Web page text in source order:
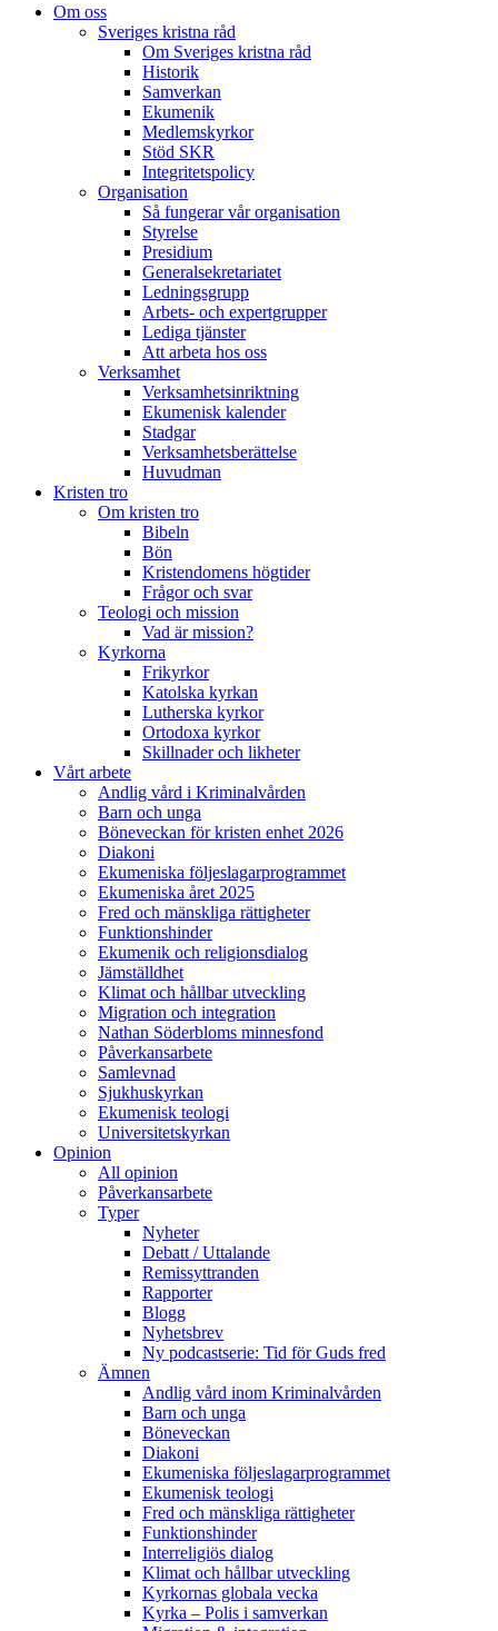
Om oss
Sveriges kristna råd
Om Sveriges kristna råd
Historik
Samverkan
Ekumenik
Medlemskyrkor
Stöd SKR
Integritetspolicy
Organisation
Så fungerar vår organisation
Styrelse
Presidium
Generalsekretariatet
Ledningsgrupp
Arbets- och expertgrupper
Lediga tjänster
Att arbeta hos oss
Verksamhet
Verksamhetsinriktning
Ekumenisk kalender
Stadgar
Verksamhetsberättelse
Huvudman
Kristen tro
Om kristen tro
Bibeln
Bön
Kristendomens högtider
Frågor och svar
Teologi och mission
Vad är mission?
Kyrkorna
Frikyrkor
Katolska kyrkan
Lutherska kyrkor
Ortodoxa kyrkor
Skillnader och likheter
Vårt arbete
Andlig vård i Kriminalvården
Barn och unga
Böneveckan för kristen enhet 2026
Diakoni
Ekumeniska följeslagarprogrammet
Ekumeniska året 2025
Fred och mänskliga rättigheter
Funktionshinder
Ekumenik och religionsdialog
Jämställdhet
Klimat och hållbar utveckling
Migration och integration
Nathan Söderbloms minnesfond
Påverkansarbete
Samlevnad
Sjukhuskyrkan
Ekumenisk teologi
Universitetskyrkan
Opinion
All opinion
Påverkansarbete
Typer
Nyheter
Debatt / Uttalande
Remissyttranden
Rapporter
Blogg
Nyhetsbrev
Ny podcastserie: Tid för Guds fred
Ämnen
Andlig vård inom Kriminalvården
Barn och unga
Böneveckan
Diakoni
Ekumeniska följeslagarprogrammet
Ekumenisk teologi
Fred och mänskliga rättigheter
Funktionshinder
Interreligiös dialog
Klimat och hållbar utveckling
Kyrkornas globala vecka
Kyrka – Polis i samverkan